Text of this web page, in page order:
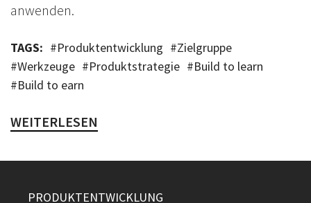
anwenden.
TAGS: #Produktentwicklung #Zielgruppe
#Werkzeuge #Produktstrategie #Build to learn
#Build to earn
WEITERLESEN
PRODUKTENTWICKLUNG